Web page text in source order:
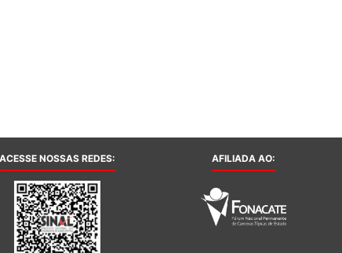
ACESSE NOSSAS REDES: AFILIADA AO: